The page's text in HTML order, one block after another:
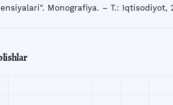
Monografiya. – T.: Iqtisodiyot,